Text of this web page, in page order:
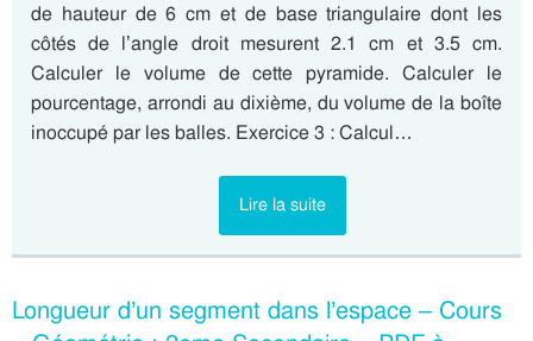
de hauteur de 6 cm et de base triangulaire dont les
côtés de l’angle droit mesurent 2.1 cm et 3.5 cm.
Calculer le volume de cette pyramide. Calculer le
pourcentage, arrondi au dixième, du volume de la boîte
inoccupé par les balles. Exercice 3 : Calcul…
Lire la suite
Longueur d’un segment dans l’espace – Cours